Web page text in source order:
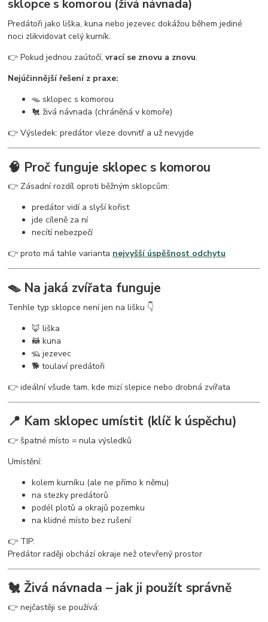
sklopce s komorou (živá návnada)
Predátoři jako liška, kuna nebo jezevec dokážou během jediné
noci zlikvidovat celý kurník.
👉 Pokud jednou zaútočí,vrací se znovu a znovu.
Nejúčinnější řešení z praxe:
🪤 sklopec s komorou
🐔 živá návnada (chráněná v komoře)
👉 Výsledek: predátor vleze dovnitř a už nevyjde
🧠 Proč funguje sklopec s komorou
👉 Zásadní rozdíl oproti běžným sklopcům:
predátor vidí a slyší kořist
jde cíleně za ní
necítí nebezpečí
👉 proto má tahle varianta nejvyšší úspěšnost odchytu
🪤 Na jaká zvířata funguje
Tenhle typ sklopce není jen na lišku 👇
🦊 liška
🦝 kuna
🦡 jezevec
🐕 toulaví predátoři
👉 ideální všude tam, kde mizí slepice nebo drobná zvířata
📍 Kam sklopec umístit (klíč k úspěchu)
👉 špatné místo = nula výsledků
Umístění:
kolem kurníku (ale ne přímo k němu)
na stezky predátorů
podél plotů a okrajů pozemku
na klidné místo bez rušení
👉 TIP:
Predátor raději obchází okraje než otevřený prostor
🐔 Živá návnada – jak ji použít správně
👉 nejčastěji se používá: